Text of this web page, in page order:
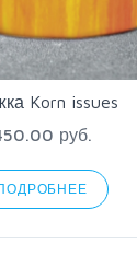
Korn issues
руб.